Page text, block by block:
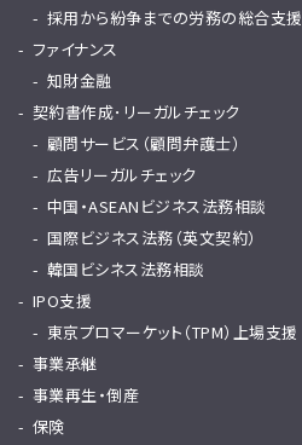
採用から紛争までの労務の総合支援
ファイナンス
知財金融
契約書作成･リーガルチェック
顧問サービス（顧問弁護士）
広告リーガルチェック
中国・ASEANビジネス法務相談
国際ビジネス法務（英文契約）
韓国ビシネス法務相談
IPO支援
東京プロマーケット（TPM）上場支援
事業承継
事業再生・倒産
保険